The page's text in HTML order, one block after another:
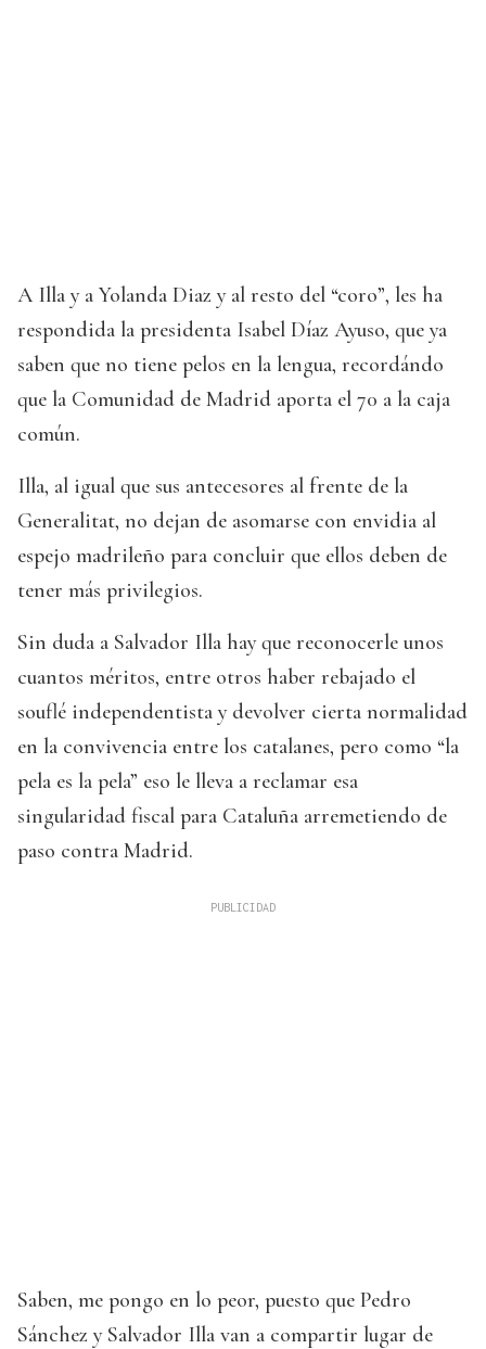
A Illa y a Yolanda Diaz y al resto del “coro”, les ha
respondida la presidenta Isabel Díaz Ayuso, que ya
saben que no tiene pelos en la lengua, recordándo
que la Comunidad de Madrid aporta el 70 a la caja
común.
Illa, al igual que sus antecesores al frente de la
Generalitat, no dejan de asomarse con envidia al
espejo madrileño para concluir que ellos deben de
tener más privilegios.
Sin duda a Salvador Illa hay que reconocerle unos
cuantos méritos, entre otros haber rebajado el
souflé independentista y devolver cierta normalidad
en la convivencia entre los catalanes, pero como “la
pela es la pela” eso le lleva a reclamar esa
singularidad fiscal para Cataluña arremetiendo de
paso contra Madrid.
Saben, me pongo en lo peor, puesto que Pedro
Sánchez y Salvador Illa van a compartir lugar de